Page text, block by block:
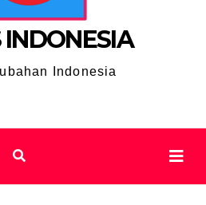
INDONESIA
Indonesia